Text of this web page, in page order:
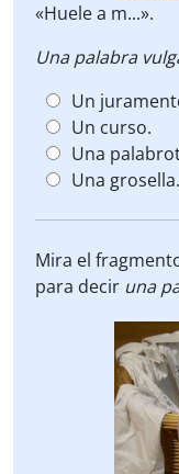
«Huele a m...».
Una palabra
Un
Un curso.
Una
Una grosella.
Mira el
para decir una
Video
Player